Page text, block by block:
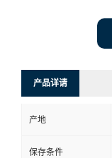
产品详请
产地
保存条件